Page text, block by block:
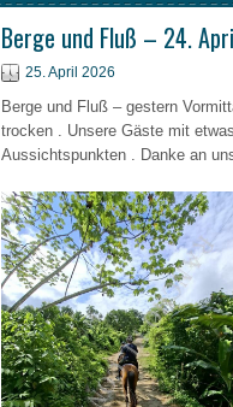
Berge und Fluß – 24.
25. April 2026
Berge und Fluß – gestern
trocken . Unsere Gäste mit
Aussichtspunkten . Danke an